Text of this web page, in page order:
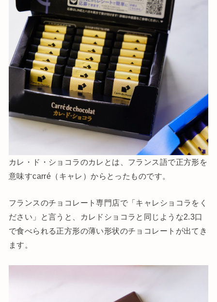
カレ・ド・ショコラのカレとは、フランス語で正方形を
意味すcarré（キャレ）からとったものです。
フランスのチョコレート専門店で「キャレショコラをく
ださい」と言うと、カレドショコラと同じような2.3口
で食べられる正方形の薄い形状のチョコレートが出てき
ます。